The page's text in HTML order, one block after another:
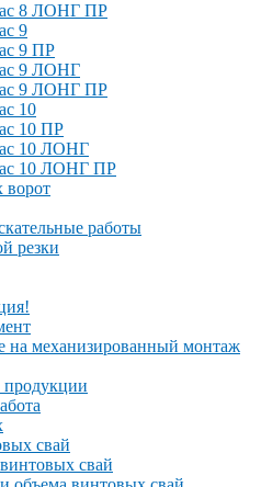
8 ЛОНГ ПР
9
9 ПР
9 ЛОНГ
9 ЛОНГ ПР
10
10 ПР
10 ЛОНГ
10 ЛОНГ ПР
ворот
работы
резки
на механизированный монтаж
продукции
свай
свай